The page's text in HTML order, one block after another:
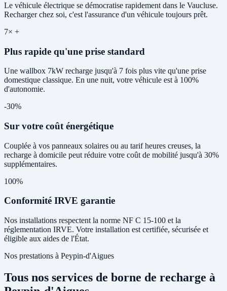
Le véhicule électrique se démocratise rapidement dans le Vaucluse.
Recharger chez soi, c'est l'assurance d'un véhicule toujours prêt.
7× +
Plus rapide qu'une prise standard
Une wallbox 7kW recharge jusqu'à 7 fois plus vite qu'une prise
domestique classique. En une nuit, votre véhicule est à 100%
d'autonomie.
-30%
Sur votre coût énergétique
Couplée à vos panneaux solaires ou au tarif heures creuses, la
recharge à domicile peut réduire votre coût de mobilité jusqu'à 30%
supplémentaires.
100%
Conformité IRVE garantie
Nos installations respectent la norme NF C 15-100 et la
réglementation IRVE. Votre installation est certifiée, sécurisée et
éligible aux aides de l'État.
Nos prestations à Peypin-d'Aigues
Tous nos services de borne de recharge à